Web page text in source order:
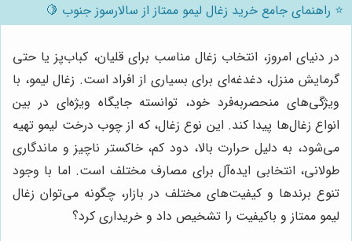
⭐️ راهنمای جامع خرید زغال لیمو ممتاز از سالارسوز جنوب 🍋
در دنیای امروز، انتخاب زغال مناسب برای قلیان، کباب‌پز یا حتی
گرمایش منزل، دغدغه‌ای برای بسیاری از افراد است. زغال لیمو، با
ویژگی‌های منحصربه‌فرد خود، توانسته جایگاه ویژه‌ای در بین
انواع زغال‌ها پیدا کند. این نوع زغال، که از چوب درخت لیمو تهیه
می‌شود، به دلیل حرارت بالا، دود کم، خاکستر ناچیز و ماندگاری
طولانی، انتخابی ایده‌آل برای مصارف مختلف است. اما با وجود
تنوع برندها و کیفیت‌های مختلف در بازار، چگونه می‌توان زغال
لیمو ممتاز و باکیفیت را تشخیص داد و خریداری کرد؟